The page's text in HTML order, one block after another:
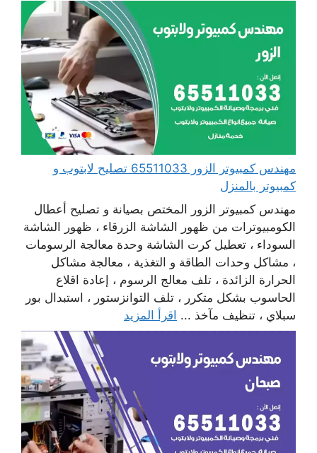
مهندس كمبيوتر الزور 65511033 تصليح لابتوب و
كمبيوتر بالمنزل
مهندس كمبيوتر الزور المختص بصيانة و تصليح أعطال
الكومبيوترات من ظهور الشاشة الزرقاء ، ظهور الشاشة
السوداء ، تعطيل كرت الشاشة وحدة معالجة الرسومات
، مشاكل وحدات الطاقة و التغذية ، معالجة مشاكل
الحرارة الزائدة ، تلف معالج الرسوم ، إعادة اقلاع
الحاسوب بشكل متكرر ، تلف التوانزستور ، استبدال بور
سبلاي ، تنظيف مآخذ ... اقرأ المزيد